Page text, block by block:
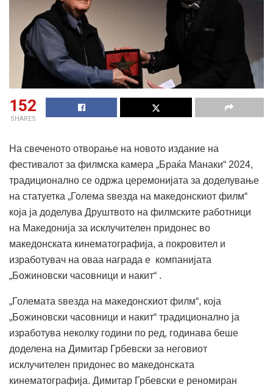
152
SHARES
На свеченото отворање на новото издание на
фестивалот за филмска камера „Браќа Манаки“ 2024,
традиционално се одржа церемонијата за доделување
на статуетка „Голема ѕвезда на македонскиот филм“
која ја доделува Друштвото на филмските работници
на Македонија за исклучителен придонес во
македонската кинематографија, а покровител и
изработувач на оваа награда е компанијата
„Божиновски часовници и накит“ .
„Големата ѕвезда на македонскиот филм“, која
„Божиновски часовници и накит“ традиционално ја
изработува неколку години по ред, годинава беше
доделена на Димитар Грбевски за неговиот
исклучителен придонес во македонската
кинематографија. Димитар Грбевски е реномиран